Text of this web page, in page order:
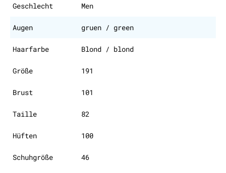
Geschlecht Men
Augen gruen / green
Haarfarbe Blond / blond
Größe 191
Brust 101
Taille 82
Hüften 100
Schuhgröße 46